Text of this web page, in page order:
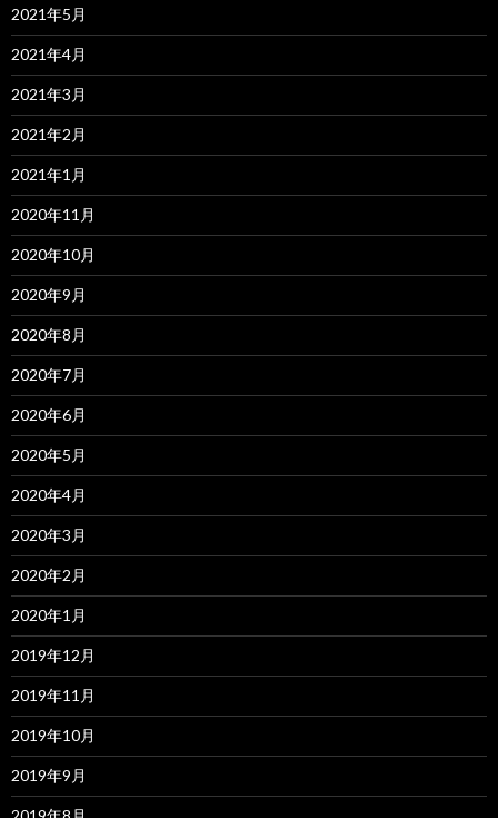
2021年5月
2021年4月
2021年3月
2021年2月
2021年1月
2020年11月
2020年10月
2020年9月
2020年8月
2020年7月
2020年6月
2020年5月
2020年4月
2020年3月
2020年2月
2020年1月
2019年12月
2019年11月
2019年10月
2019年9月